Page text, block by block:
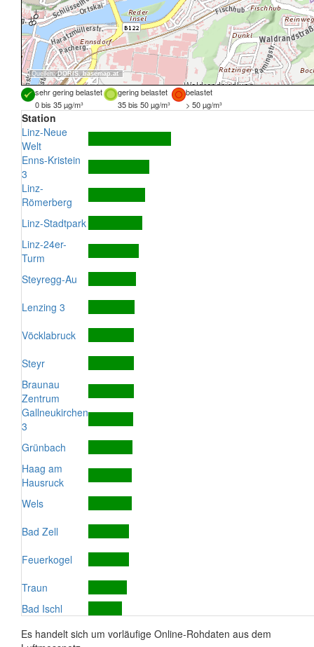
Quellen:DORIS, basemap.at
sehr gering belastet gering belastet
belastet
0 bis 35 µg/m³
35 bis 50 µg/m³ > 50 µg/m³
Station
Linz-Neue
Welt
Enns-Kristein
3
Linz-
Römerberg
Linz-Stadtpark
Linz-24er-
Turm
Steyregg-Au
Lenzing 3
Vöcklabruck
Steyr
Braunau
Zentrum
Gallneukirchen
3
Grünbach
Haag am
Hausruck
Wels
Bad Zell
Feuerkogel
Traun
Bad Ischl
Es handelt sich um vorläufige Online-Rohdaten aus dem